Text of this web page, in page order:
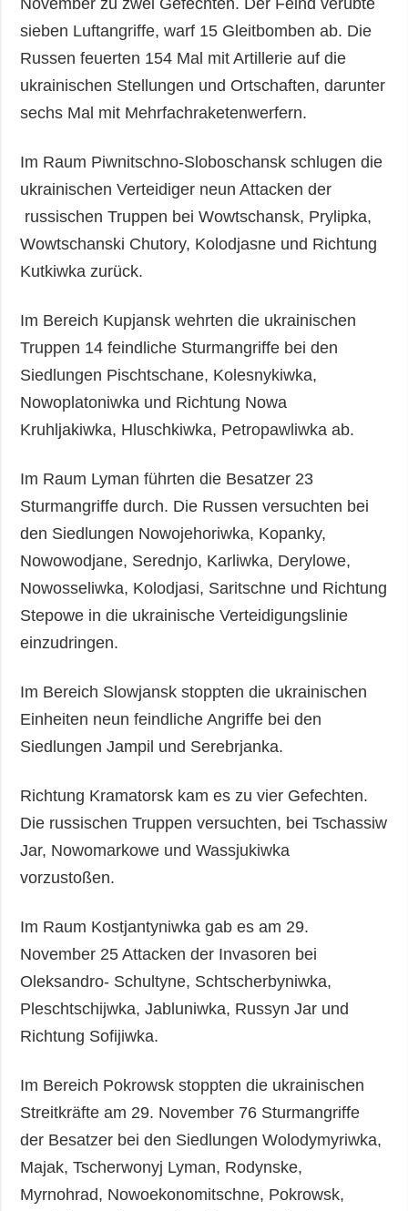
sieben Luftangriffe, warf 15 Gleitbomben ab. Die
Russen feuerten 154 Mal mit Artillerie auf die
ukrainischen Stellungen und Ortschaften, darunter
sechs Mal mit Mehrfachraketenwerfern.
Im Raum Piwnitschno-Sloboschansk schlugen die
ukrainischen Verteidiger neun Attacken der
russischen Truppen bei Wowtschansk, Prylipka,
Wowtschanski Chutory, Kolodjasne und Richtung
Kutkiwka zurück.
Im Bereich Kupjansk wehrten die ukrainischen
Truppen 14 feindliche Sturmangriffe bei den
Siedlungen Pischtschane, Kolesnykiwka,
Nowoplatoniwka und Richtung Nowa
Kruhljakiwka, Hluschkiwka, Petropawliwka ab.
Im Raum Lyman führten die Besatzer 23
Sturmangriffe durch. Die Russen versuchten bei
den Siedlungen Nowojehoriwka, Kopanky,
Nowowodjane, Serednjo, Karliwka, Derylowe,
Nowosseliwka, Kolodjasi, Saritschne und Richtung
Stepowe in die ukrainische Verteidigungslinie
einzudringen.
Im Bereich Slowjansk stoppten die ukrainischen
Einheiten neun feindliche Angriffe bei den
Siedlungen Jampil und Serebrjanka.
Richtung Kramatorsk kam es zu vier Gefechten.
Die russischen Truppen versuchten, bei Tschassiw
Jar, Nowomarkowe und Wassjukiwka
vorzustoßen.
Im Raum Kostjantyniwka gab es am 29.
November 25 Attacken der Invasoren bei
Oleksandro- Schultyne, Schtscherbyniwka,
Pleschtschijwka, Jabluniwka, Russyn Jar und
Richtung Sofijiwka.
Im Bereich Pokrowsk stoppten die ukrainischen
Streitkräfte am 29. November 76 Sturmangriffe
der Besatzer bei den Siedlungen Wolodymyriwka,
Majak, Tscherwonyj Lyman, Rodynske,
Myrnohrad, Nowoekonomitschne, Pokrowsk,